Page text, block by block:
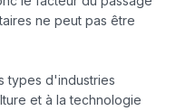
ne peut pas être
types d'industries
et à la technologie